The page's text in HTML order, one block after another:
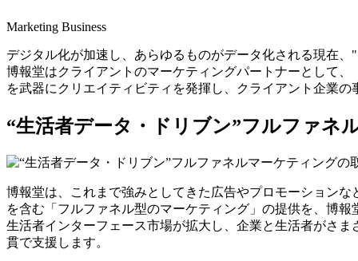
Marketing Business
デジタル化が加速し、あらゆるものがデータ化される現在
博報堂はクライアントのマーケティングパートナーとして
を武器にクリエイティビティを発揮し、クライアント企業
“生活者データ・ドリブン”フルファネ
博報堂は、これまで強みとしてきた広告やプロモーション
を含む「フルファネル型のマーケティング」の提供を、博報
生活者インターフェース市場が拡大し、企業と生活者がさ
貫で支援します。